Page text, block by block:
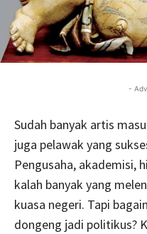
-
Sudah banyak artis
juga pelawak yang
Pengusaha, akademisi,
kalah banyak yang
kuasa negeri. Tapi
dongeng jadi politikus?